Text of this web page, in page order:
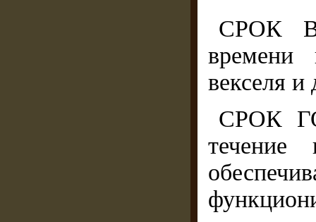
СРОК
векселя и
СРОК
течение